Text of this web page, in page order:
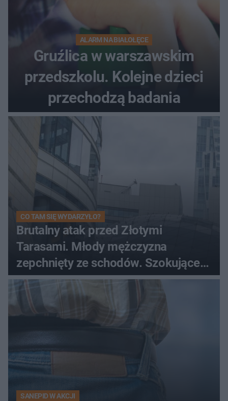
ALARM NA BIAŁOŁĘCE
Gruźlica w warszawskim
przedszkolu. Kolejne dzieci
przechodzą badania
CO TAM SIĘ WYDARZYŁO?
Brutalny atak przed Złotymi
Tarasami. Młody mężczyzna
zepchnięty ze schodów. Szokujące
nagranie krąży po sieci
SANEPID W AKCJI